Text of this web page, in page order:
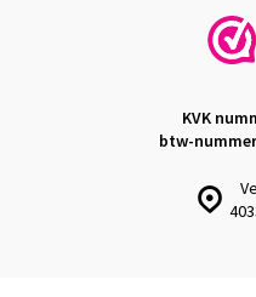
KVK
btw-